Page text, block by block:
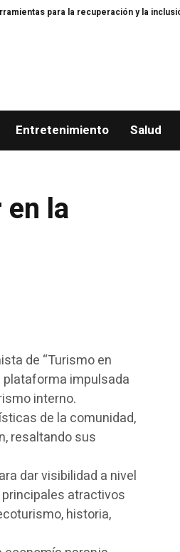
para la recuperación y la inclusión social
Entretenimiento Salud
la
de “Turismo en
plataforma impulsada
interno.
de la comunidad,
resaltando sus
dar visibilidad a nivel
atractivos
historia,